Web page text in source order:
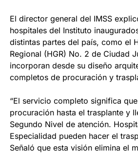
El director general del IMSS
hospitales del Instituto
distintas partes del país, como el
Regional (HGR) No. 2 de Ciudad
incorporan desde su diseño
completos de procuración y
“El servicio completo significa
procuración hasta el trasplante y
Segundo Nivel de atención.
Especialidad pueden hacer el
Señaló que esta visión elimina el